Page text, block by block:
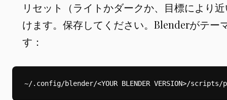
リセット（ライトかダークか、目標により
けます。保存してください。Blenderがテー
す：